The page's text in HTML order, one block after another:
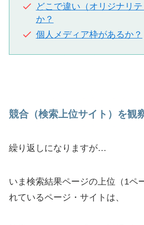
どこで違い（オリジナリ
か？
個人メディア枠があるか？
競合（検索上位サイト）を観
繰り返しになりますが…
いま検索結果ページの上位（1ペ
れているページ・サイトは、